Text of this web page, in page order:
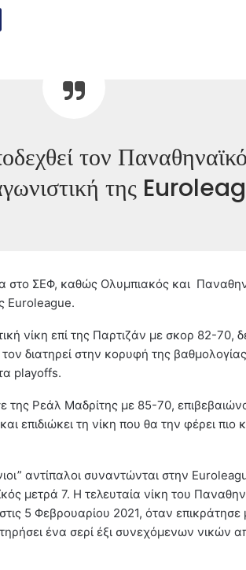
τον
της
ΣΕΦ, καθώς Ολυμπιακός και
Euroleague.
νίκη επί της Παρτιζάν με σκορ 82-70,
τον διατηρεί στην κορυφή της
playoffs.
Ρεάλ Μαδρίτης με 85-70,
επιδιώκει τη νίκη που θα την φέρει
αντίπαλοι συναντώνται στην
μετρά 7. Η τελευταία νίκη του
5 Φεβρουαρίου 2021, όταν
ένα σερί έξι συνεχόμενων νικών